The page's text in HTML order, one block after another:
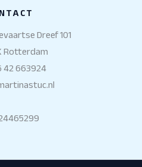
Dreef 101
Rotterdam
42 663924